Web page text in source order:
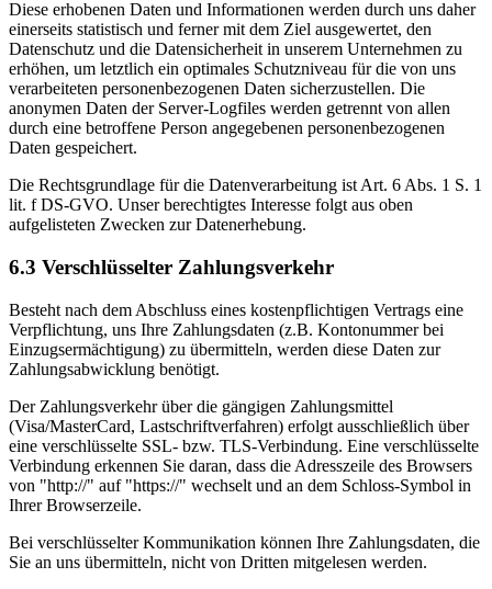
Diese erhobenen Daten und Informationen werden durch uns daher
einerseits statistisch und ferner mit dem Ziel ausgewertet, den
Datenschutz und die Datensicherheit in unserem Unternehmen zu
erhöhen, um letztlich ein optimales Schutzniveau für die von uns
verarbeiteten personenbezogenen Daten sicherzustellen. Die
anonymen Daten der Server-Logfiles werden getrennt von allen
durch eine betroffene Person angegebenen personenbezogenen
Daten gespeichert.
Die Rechtsgrundlage für die Datenverarbeitung ist Art. 6 Abs. 1 S. 1
lit. f DS-GVO. Unser berechtigtes Interesse folgt aus oben
aufgelisteten Zwecken zur Datenerhebung.
6.3 Verschlüsselter Zahlungsverkehr
Besteht nach dem Abschluss eines kostenpflichtigen Vertrags eine
Verpflichtung, uns Ihre Zahlungsdaten (z.B. Kontonummer bei
Einzugsermächtigung) zu übermitteln, werden diese Daten zur
Zahlungsabwicklung benötigt.
Der Zahlungsverkehr über die gängigen Zahlungsmittel
(Visa/MasterCard, Lastschriftverfahren) erfolgt ausschließlich über
eine verschlüsselte SSL- bzw. TLS-Verbindung. Eine verschlüsselte
Verbindung erkennen Sie daran, dass die Adresszeile des Browsers
von "http://" auf "https://" wechselt und an dem Schloss-Symbol in
Ihrer Browserzeile.
Bei verschlüsselter Kommunikation können Ihre Zahlungsdaten, die
Sie an uns übermitteln, nicht von Dritten mitgelesen werden.